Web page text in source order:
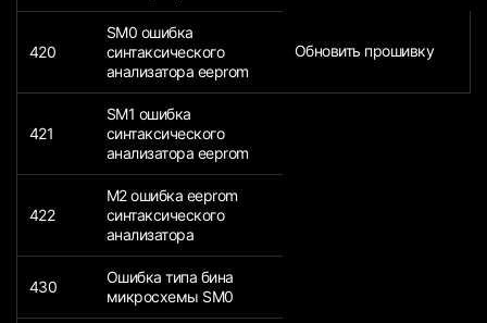
420
SM0 ошибка
синтаксического
анализатора eeprom
Обновить прошивку
421
SM1 ошибка
синтаксического
анализатора eeprom
422
M2 ошибка eeprom
синтаксического
анализатора
430
Ошибка типа бина
микросхемы SM0